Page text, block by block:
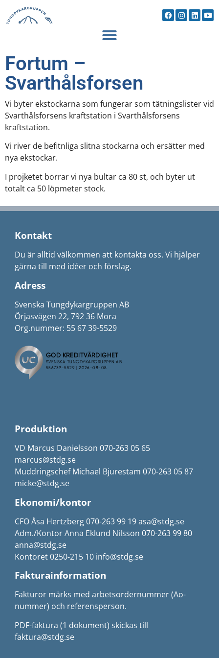
Fortum –
Svarthålsforsen
Vi byter ekstockarna som fungerar som tätningslister vid
Svarthålsforsens kraftstation i Svarthålsforsens
kraftstation.
Vi river de befitnliga slitna stockarna och ersätter med
nya ekstockar.
I projketet borrar vi nya bultar ca 80 st, och byter ut
totalt ca 50 löpmeter stock.
Kontakt
Du är alltid välkommen att kontakta oss. Vi hjälper
gärna till med idéer och förslag.
Adress
Svenska Tungdykargruppen AB
Örjasvägen 22, 792 36 Mora
Org.nummer: 55 67 39-5529
Produktion
VD Marcus Danielsson 070-263 05 65
marcus@stdg.se
Muddringschef Michael Bjurestam 070-263 05 87
micke@stdg.se
Ekonomi/kontor
CFO Åsa Hertzberg 070-263 99 19 asa@stdg.se
Adm./Kontor Anna Eklund Nilsson 070-263 99 80
anna@stdg.se
Kontoret 0250-215 10 info@stdg.se
Fakturainformation
Fakturor märks med arbetsordernummer (Ao-
nummer) och referensperson.
PDF-faktura (1 dokument) skickas till
faktura@stdg.se